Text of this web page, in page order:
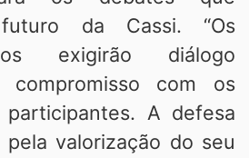
da Cassi. “Os
exigirão diálogo
compromisso com os
A defesa
pela valorização do seu